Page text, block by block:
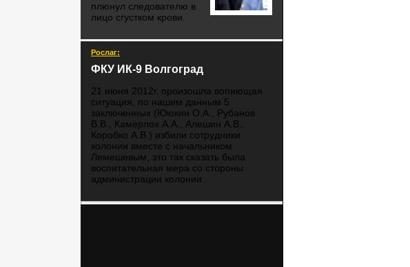
плюнул следователю в
лицо сгустком крови.
Рослаг:
ФКУ ИК-9 Волгоград
21 июня 2012г. произошла вопиющая
ситуация, по нашим данным 5
заключенных (Ююкин О.А., Рубанов
В.В., Камерлох А.А., Алешин А.В.,
Коробко А.В.) избили сотрудники
колонии вместе с начальником
Лемешевым, это так сказать была
воспитательная мера со стороны
администрации колонии.